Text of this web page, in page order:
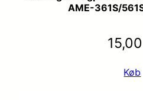
AME-361S/
15,00
Køb